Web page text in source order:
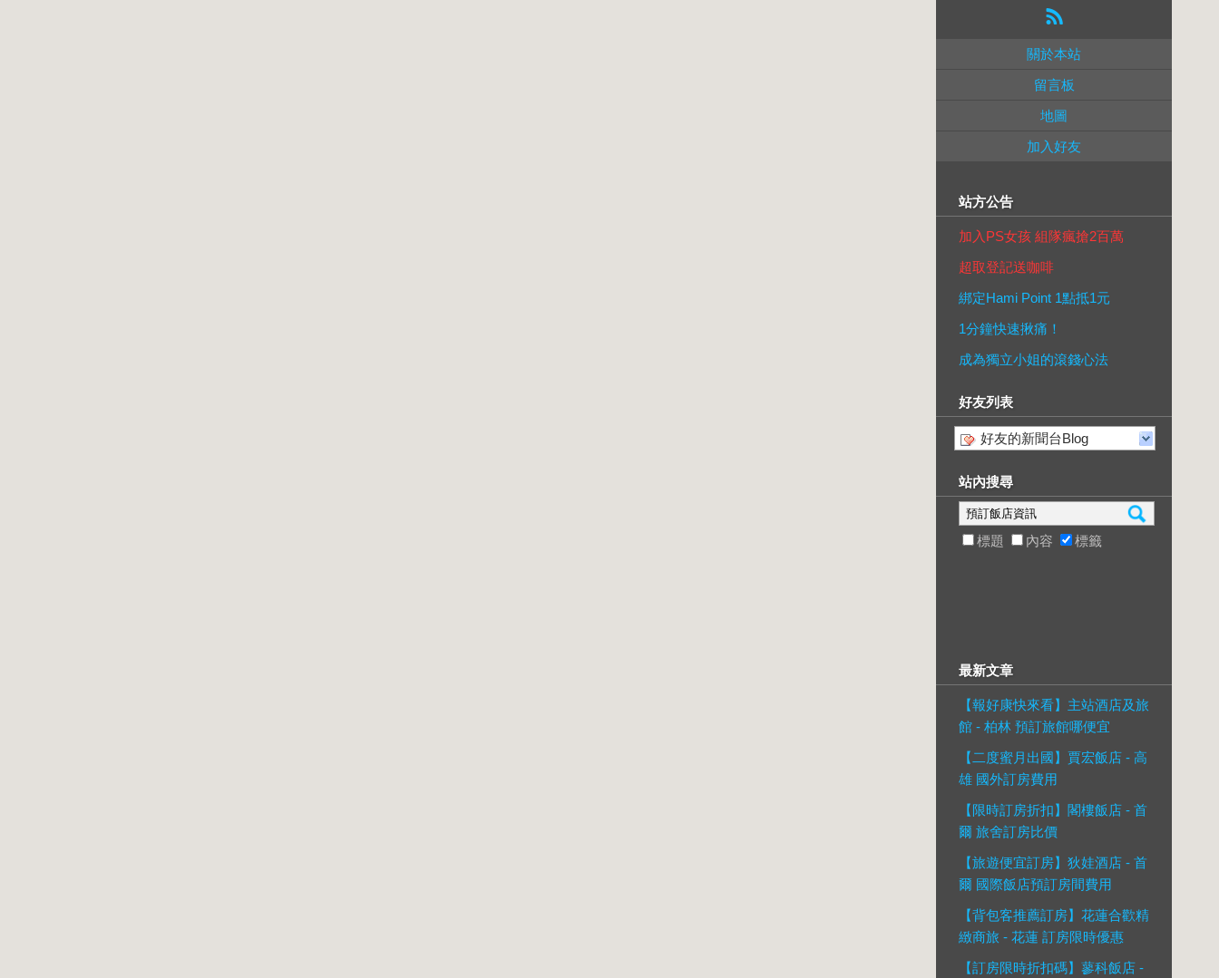
關於本站
留言板
地圖
加入好友
站方公告
加入PS女孩 組隊瘋搶2百萬
超取登記送咖啡
綁定Hami Point 1點抵1元
1分鐘快速揪痛！
成為獨立小姐的滾錢心法
好友列表
好友的新聞台Blog
站內搜尋
標題 內容 標籤
最新文章
【報好康快來看】主站酒店及旅
館 - 柏林 預訂旅館哪便宜
【二度蜜月出國】賈宏飯店 - 高
雄 國外訂房費用
【限時訂房折扣】閣樓飯店 - 首
爾 旅舍訂房比價
【旅遊便宜訂房】狄娃酒店 - 首
爾 國際飯店預訂房間費用
【背包客推薦訂房】花蓮合歡精
緻商旅 - 花蓮 訂房限時優惠
【訂房限時折扣碼】蓼科飯店 -